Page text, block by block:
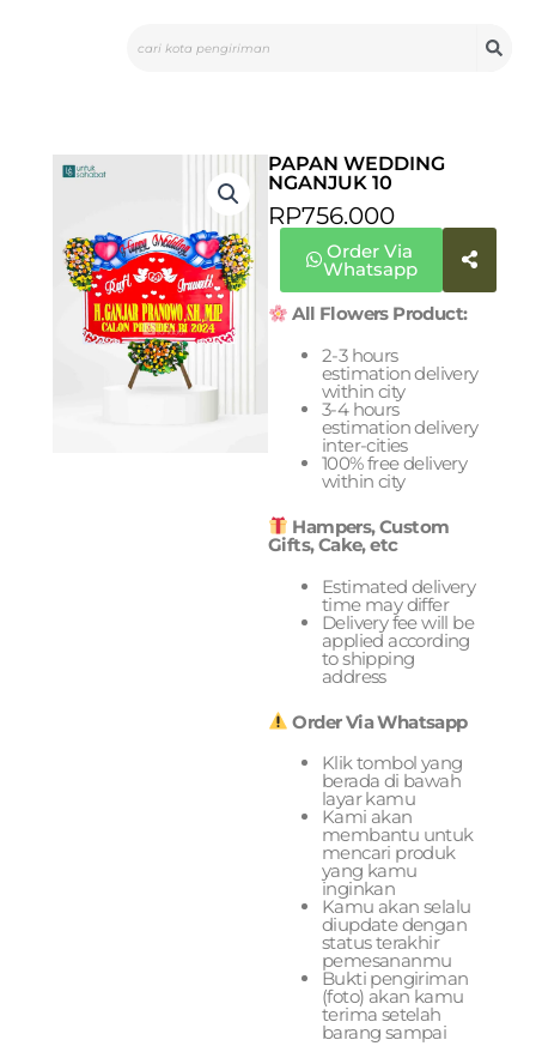
PAPAN WEDDING
NGANJUK 10
RP756.000
Order Via
Whatsapp
All Flowers Product:
2-3 hours
estimation delivery
within city
3-4 hours
estimation delivery
inter-cities
100% free delivery
within city
Hampers, Custom
Gifts, Cake, etc
Estimated delivery
time may differ
Delivery fee will be
applied according
to shipping
address
Order Via Whatsapp
Klik tombol yang
berada di bawah
layar kamu
Kami akan
membantu untuk
mencari produk
yang kamu
inginkan
Kamu akan selalu
diupdate dengan
status terakhir
pemesananmu
Bukti pengiriman
(foto) akan kamu
terima setelah
barang sampai